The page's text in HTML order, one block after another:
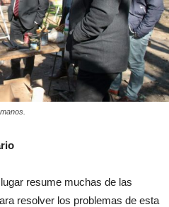
resume muchas de las
resolver los problemas de esta